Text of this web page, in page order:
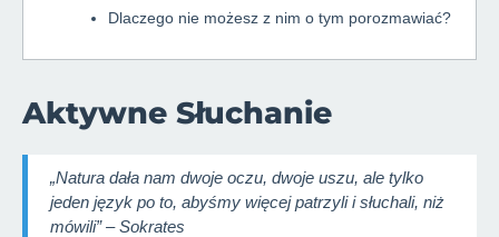
Dlaczego nie możesz z nim o tym porozmawiać?
Aktywne Słuchanie
„Natura dała nam dwoje oczu, dwoje uszu, ale tylko
jeden język po to, abyśmy więcej patrzyli i słuchali, niż
mówili” – Sokrates